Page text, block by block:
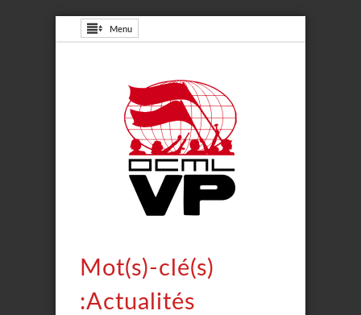
Menu
Mot(s)-clé(s)
:Actualités